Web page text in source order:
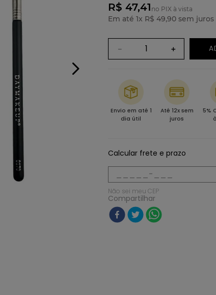
R$ 47,41 no PIX à vista
Em até 1x R$ 49,90 sem juros
＋
－
Envio em até 1
dia útil
Até 12x sem
juros
5%
Calcular frete e prazo
Não sei meu CEP
Compartilhar